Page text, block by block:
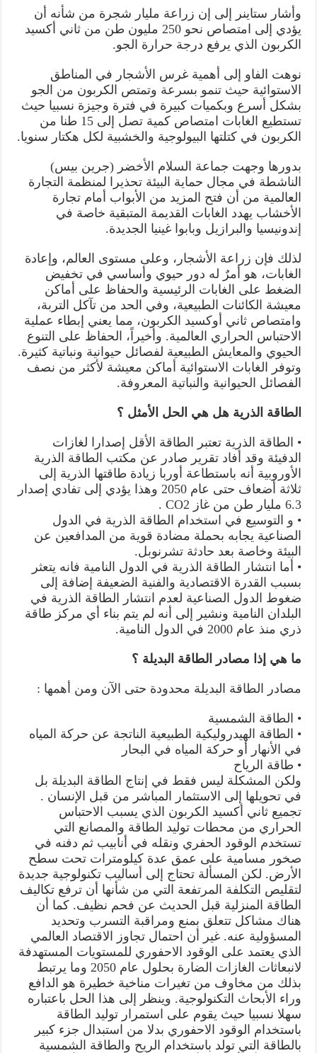
وأشار ستاينر إلى إن زراعة مليار شجرة من شأنه أن
يؤدي إلى امتصاص نحو 250 مليون طن من ثاني أكسيد
الكربون الذي يرفع درجة حرارة الجو.
نوهت الفاو إلى أهمية غرس الأشجار في المناطق
الاستوائية حيث تنمو بسرعة وتمتص الكربون من الجو
بشكل أسرع وبكميات كبيرة في فترة وجيزة نسبيا حيث
تستطيع الغابات امتصاص كمية تصل إلى 15 طنا من
الكربون في كتلتها البيولوجية والخشبية لكل هكتار سنويا.
بدورها وجهت جماعة السلام الأخضر (جرين بيس)
الناشطة في مجال حماية البيئة تحذيرا لمنظمة التجارة
العالمية من أن فتح المزيد من الأبواب أمام تجارة
الأخشاب يهدد الغابات القديمة المتبقية خاصة في
إندونيسيا والبرازيل وبابوا غينيا الجديدة.
لذلك فإن زراعة الأشجار، وعلى مستوى العالم، وإعادة
الغابات، هو أمرٌ له دور حيوي وأساسي في تخفيض
الضغط على الغابات الرئيسية والحفاظ على أماكن
معيشة الكائنات الطبيعية، وفي الحد من تآكل التربة،
وامتصاص ثاني أوكسيد الكربون، مما يعني إبطاء عملية
الاحتباس الحراري العالمية. وأخيراً، الحفاظ على التنوع
الحيوي والمعايش الطبيعية لفصائل حيوانية ونباتية كثيرة.
وتوفر الغابات الاستوائية أماكن معيشة لأكثر من نصف
الفصائل الحيوانية والنباتية المعروفة.
الطاقة الذرية هل هي الحل الأمثل ؟
• الطاقة الذرية تعتبر الطاقة الأقل إصدارا لغازات
الدفيئة وقد أفاد تقرير صادر عن مكتب الطاقة الذرية
الأوروبية أنه باستطاعة أوربا زيادة طاقتها الذرية إلى
ثلاثة أضعاف حتى عام 2050 وهذا يؤدي إلى تفادي إصدار
6.3 مليار طن من غاز CO2 .
• و التوسيع في استخدام الطاقة الذرية في الدول
الصناعية يجابه بحملة مضادة قوية من المدافعين عن
البيئة وخاصة بعد حادثة تشرنوبل.
• أما انتشار الطاقة الذرية في الدول النامية فانه يتعثر
بسبب القدرة الاقتصادية والفنية الضعيفة إضافة إلى
ضغوط الدول الصناعية لعدم انتشار الطاقة الذرية في
البلدان النامية ونشير إلى أنه لم يتم بناء أي مركز طاقة
ذري منذ عام 2000 في الدول النامية.
ما هي إذا مصادر الطاقة البديلة ؟
مصادر الطاقة البديلة محدودة حتى الآن ومن أهمها :
• الطاقة الشمسية
• الطاقة الهيدروليكية الطبيعية الناتجة عن حركة المياه
في الأنهار أو حركة المياه في البحار
• طاقة الرياح
ولكن المشكلة ليس فقط في إنتاج الطاقة البديلة بل
في تحويلها إلى الاستثمار المباشر من قبل الإنسان .
تجميع ثاني أكسيد الكربون الذي يسبب الاحتباس
الحراري من محطات توليد الطاقة والمصانع التي
تستخدم الوقود الحفري ونقله في أنابيب ثم دفنه في
صخور مسامية على عمق عدة كيلومترات تحت سطح
الأرض. لكن المسألة تحتاج إلى أساليب تكنولوجية جديدة
لتقليص التكلفة المرتفعة التي من شأنها أن ترفع تكاليف
الطاقة المنزلية قبل الحديث عن فحم نظيف. كما أن
هناك مشاكل تتعلق بمنع ومراقبة التسرب وتحديد
المسؤولية عنه. غير أن احتمال تجاوز الاقتصاد العالمي
الذي يعتمد على الوقود الاحفوري للمستويات المستهدفة
لانبعاثات الغازات الضارة بحلول عام 2050 وما يرتبط
بذلك من مخاوف من تغيرات مناخية خطيرة هو الدافع
وراء الأبحاث التكنولوجية. وينظر إلى هذا الحل باعتباره
سهلا نسبيا حيث يقوم على استمرار توليد الطاقة
باستخدام الوقود الاحفوري بدلا من استبدال جزء كبير
بالطاقة التي تولد باستخدام الريح والطاقة الشمسية